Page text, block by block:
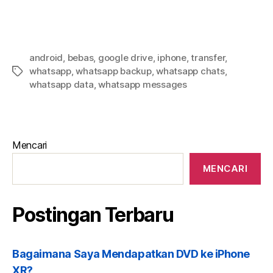
android, bebas, google drive, iphone,transfer,
whatsapp,whatsapp backup,whatsapp chats,
whatsapp data,whatsapp messages
Mencari
MENCARI
Postingan Terbaru
Bagaimana Saya Mendapatkan DVD ke iPhone
XR?